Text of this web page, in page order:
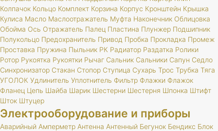
Колпачок Кольцо Комплект Корзина Корпус Кронштейн Крышка
Кулиса Масло Маслоотражатель Муфта Наконечник Облицовка
Обойма Ось Отражатель Палец Пластина Плунжер Подшипник
Полукольцо Предохранитель Привод Пробка Прокладка Промеж
Проставка Пружина Пыльник РК Радиатор Раздатка Ролики
Ротор Рукоятка Рукоятки Рычаг Сальник Сальники Сапун Седло
Синхронизатор Стакан Стопор Ступица Сухарь Трос Трубка Тяга
УГОЛОК Удлинитель Уплотнитель Фильтр Флажки Флажок
Фланец Цепь Шайба Шарик Шестерни Шестерня Шпонка Штифт
Шток Штуцер
Электрооборудование и приборы
Аварийный Амперметр Антенна Антенный Бегунок Бендикс Блок